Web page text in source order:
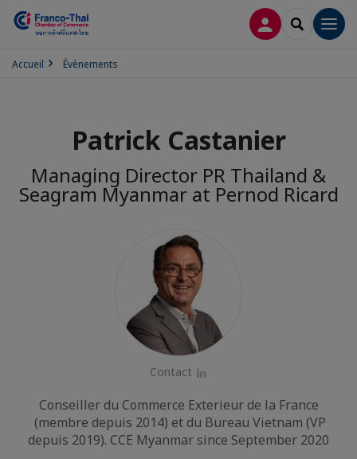
CONNEXION
Accueil Évènements
Patrick Castanier
Managing Director PR Thailand &
Seagram Myanmar at Pernod Ricard
Contact
Conseiller du Commerce Exterieur de la France
(membre depuis 2014) et du Bureau Vietnam (VP
depuis 2019). CCE Myanmar since September 2020